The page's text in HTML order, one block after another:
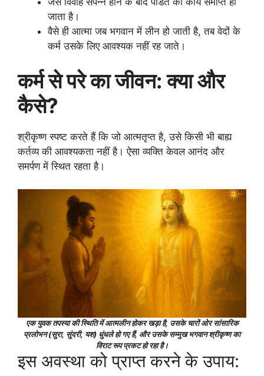
जाता है।
वैसे ही आत्मा जब भगवान में लीन हो जाती है, तब वेदों के
कर्म उसके लिए आवश्यक नहीं रह जाते।
कर्म से परे का जीवन: क्या और
कैसे?
श्रीकृष्ण स्पष्ट करते हैं कि जो आत्मतृप्त है, उसे किसी भी बाह्य
कर्तव्य की आवश्यकता नहीं है। ऐसा व्यक्ति केवल आनंद और
समर्पण में स्थित रहता है।
एक युवक तपस्या की स्थिति में आत्मलीन होकर खड़ा है, उसके चारों ओर सांसारिक
प्रलोभन (सुरा, सुंदरी, यश) धुंधले हो गए हैं, और उसके सम्मुख भगवान श्रीकृष्ण का
विराट रूप प्रकट हो रहा है।
इस अवस्था को प्राप्त करने के उपाय: